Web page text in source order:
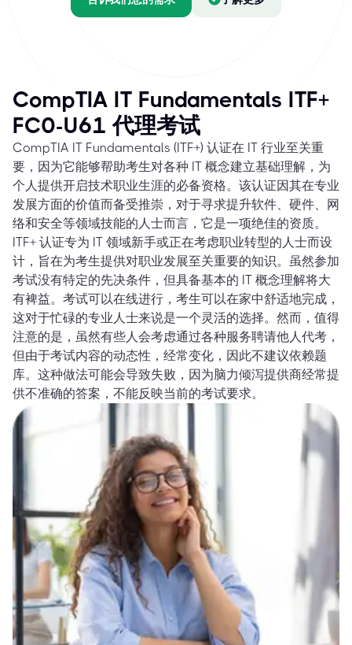
CompTIA IT Fundamentals ITF+
FC0-U61 代理考试
CompTIA IT Fundamentals (ITF+) 认证在 IT 行业至关重
要，因为它能够帮助考生对各种 IT 概念建立基础理解，为
个人提供开启技术职业生涯的必备资格。该认证因其在专业
发展方面的价值而备受推崇，对于寻求提升软件、硬件、网
络和安全等领域技能的人士而言，它是一项绝佳的资质。
ITF+ 认证专为 IT 领域新手或正在考虑职业转型的人士而设
计，旨在为考生提供对职业发展至关重要的知识。虽然参加
考试没有特定的先决条件，但具备基本的 IT 概念理解将大
有裨益。考试可以在线进行，考生可以在家中舒适地完成，
这对于忙碌的专业人士来说是一个灵活的选择。然而，值得
注意的是，虽然有些人会考虑通过各种服务聘请他人代考，
但由于考试内容的动态性，经常变化，因此不建议依赖题
库。这种做法可能会导致失败，因为脑力倾泻提供商经常提
供不准确的答案，不能反映当前的考试要求。